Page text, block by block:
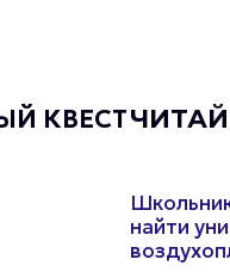
КВЕСТ
найти